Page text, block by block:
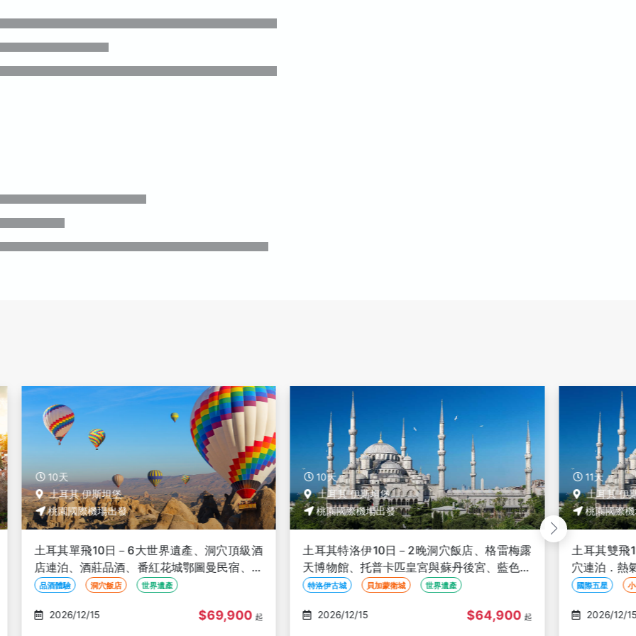
10天
土耳其 伊斯坦堡
桃園國際機場出發
土耳其特洛伊10日－2晚洞穴飯店、格雷梅露
天博物館、托普卡匹皇宮與蘇丹後宮、藍色清
真寺、地下水宮殿【TK25/24】
特洛伊古城 貝加蒙衛城 世界遺產
2026/12/15 $64,900
11天
土耳其 伊斯坦堡
桃園國際機場出發
土耳其雙飛11日｜早鳥享優惠．7晚五星．洞
穴連泊．熱氣球飛行．小番紅花城．聖索菲亞
清真寺．雙皇宮【TK25/24】
國際五星 小番紅花城 含熱氣球
2026/12/15 $93,900
11天
土耳其
桃園國
土耳其單
宮．地下
森林之都
國際五星
2026/